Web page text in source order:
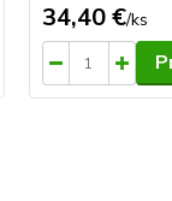
34,40 €/ks